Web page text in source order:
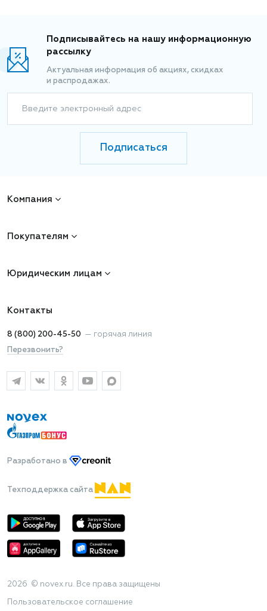
Подписывайтесь на нашу информационную
рассылку
Актуальная информация об акциях, скидках
и распродажах.
Введите электронный адрес
Подписаться
Компания
Покупателям
Юридическим лицам
Контакты
8 (800) 200-45-50 — горячая линия
Перезвонить?
Разработано в
Техподдержка сайта
2026 © novex.ru. Все права защищены
Пользовательское соглашение